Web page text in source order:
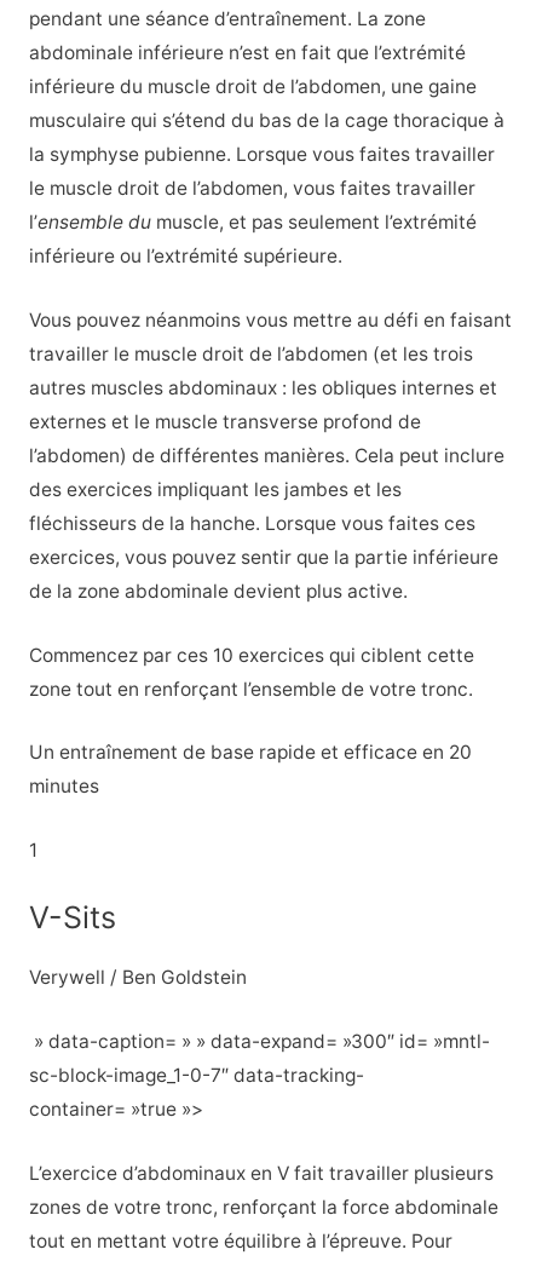
pendant une séance d’entraînement. La zone
abdominale inférieure n’est en fait que l’extrémité
inférieure du muscle droit de l’abdomen, une gaine
musculaire qui s’étend du bas de la cage thoracique à
la symphyse pubienne. Lorsque vous faites travailler
le muscle droit de l’abdomen, vous faites travailler
l’ensemble dumuscle, et pas seulement l’extrémité
inférieure ou l’extrémité supérieure.
Vous pouvez néanmoins vous mettre au défi en faisant
travailler le muscle droit de l’abdomen (et les trois
autres muscles abdominaux : les obliques internes et
externes et le muscle transverse profond de
l’abdomen) de différentes manières. Cela peut inclure
des exercices impliquant les jambes et les
fléchisseurs de la hanche. Lorsque vous faites ces
exercices, vous pouvez sentir que la partie inférieure
de la zone abdominale devient plus active.
Commencez par ces 10 exercices qui ciblent cette
zone tout en renforçant l’ensemble de votre tronc.
Un entraînement de base rapide et efficace en 20
minutes
1
V-Sits
Verywell / Ben Goldstein
» data-caption= » » data-expand= »300″ id= »mntl-
sc-block-image_1-0-7″ data-tracking-
container= »true »>
L’exercice d’abdominaux en V fait travailler plusieurs
zones de votre tronc, renforçant la force abdominale
tout en mettant votre équilibre à l’épreuve. Pour